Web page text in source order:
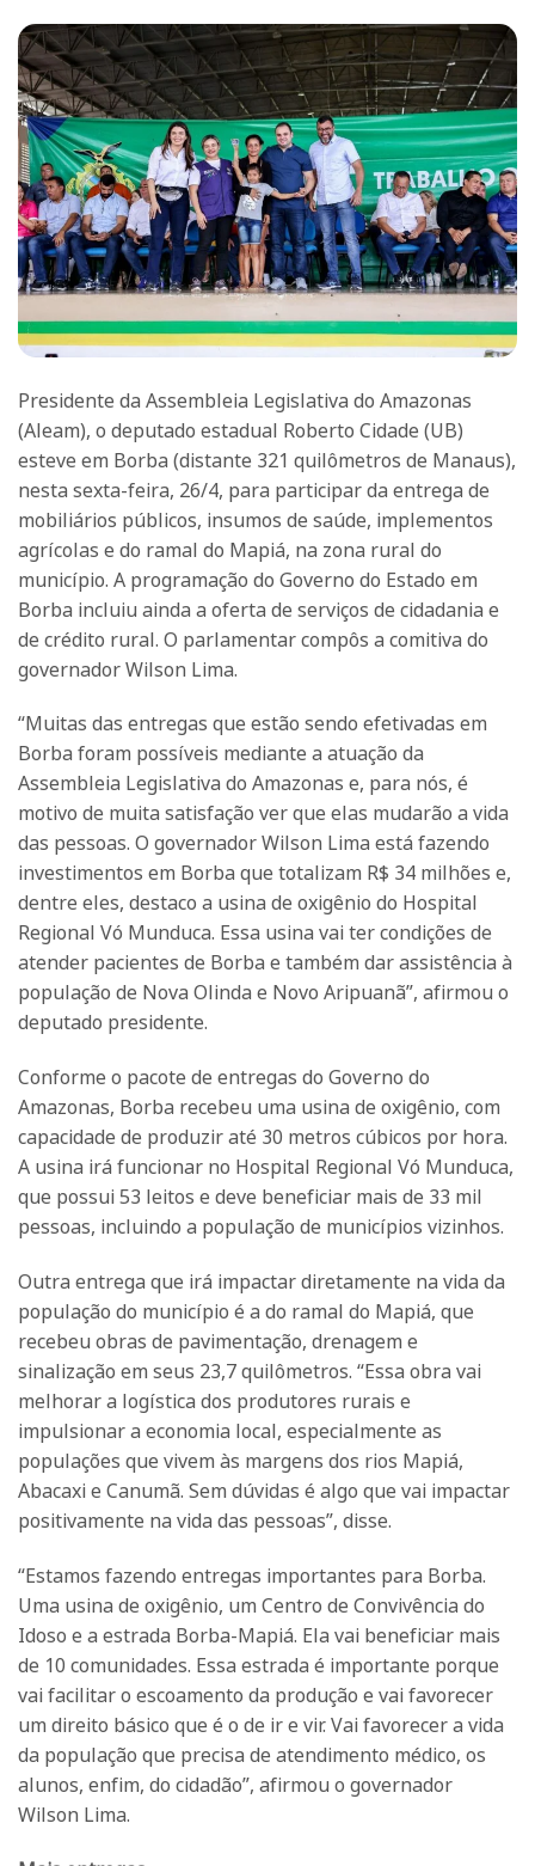
Presidente da Assembleia Legislativa do Amazonas
(Aleam), o deputado estadual Roberto Cidade (UB)
esteve em Borba (distante 321 quilômetros de Manaus),
nesta sexta-feira, 26/4, para participar da entrega de
mobiliários públicos, insumos de saúde, implementos
agrícolas e do ramal do Mapiá, na zona rural do
município. A programação do Governo do Estado em
Borba incluiu ainda a oferta de serviços de cidadania e
de crédito rural. O parlamentar compôs a comitiva do
governador Wilson Lima.
“Muitas das entregas que estão sendo efetivadas em
Borba foram possíveis mediante a atuação da
Assembleia Legislativa do Amazonas e, para nós, é
motivo de muita satisfação ver que elas mudarão a vida
das pessoas. O governador Wilson Lima está fazendo
investimentos em Borba que totalizam R$ 34 milhões e,
dentre eles, destaco a usina de oxigênio do Hospital
Regional Vó Munduca. Essa usina vai ter condições de
atender pacientes de Borba e também dar assistência à
população de Nova Olinda e Novo Aripuanã”, afirmou o
deputado presidente.
Conforme o pacote de entregas do Governo do
Amazonas, Borba recebeu uma usina de oxigênio, com
capacidade de produzir até 30 metros cúbicos por hora.
A usina irá funcionar no Hospital Regional Vó Munduca,
que possui 53 leitos e deve beneficiar mais de 33 mil
pessoas, incluindo a população de municípios vizinhos.
Outra entrega que irá impactar diretamente na vida da
população do município é a do ramal do Mapiá, que
recebeu obras de pavimentação, drenagem e
sinalização em seus 23,7 quilômetros. “Essa obra vai
melhorar a logística dos produtores rurais e
impulsionar a economia local, especialmente as
populações que vivem às margens dos rios Mapiá,
Abacaxi e Canumã. Sem dúvidas é algo que vai impactar
positivamente na vida das pessoas”, disse.
“Estamos fazendo entregas importantes para Borba.
Uma usina de oxigênio, um Centro de Convivência do
Idoso e a estrada Borba-Mapiá. Ela vai beneficiar mais
de 10 comunidades. Essa estrada é importante porque
vai facilitar o escoamento da produção e vai favorecer
um direito básico que é o de ir e vir. Vai favorecer a vida
da população que precisa de atendimento médico, os
alunos, enfim, do cidadão”, afirmou o governador
Wilson Lima.